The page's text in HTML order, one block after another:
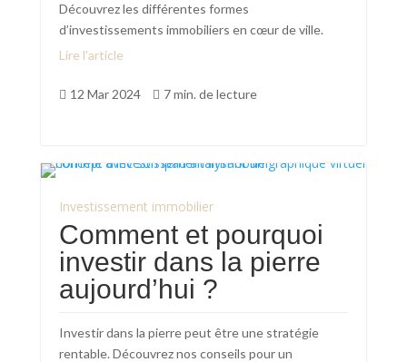
Découvrez les différentes formes
d’investissements immobiliers en cœur de ville.
Lire l'article
 12 Mar 2024  7 min. de lecture
Investissement immobilier
Comment et pourquoi
investir dans la pierre
aujourd’hui ?
Investir dans la pierre peut être une stratégie
rentable. Découvrez nos conseils pour un